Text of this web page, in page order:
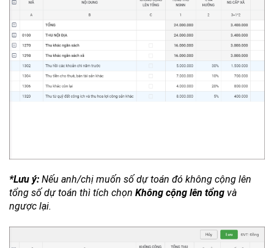
*Lưu ý: Nếu anh/chị muốn số dự toán đó không cộng lên
tổng số dự toán thì tích chọn Không cộng lên tổng và
ngược lại.